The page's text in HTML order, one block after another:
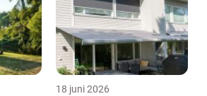
18 juni 2026